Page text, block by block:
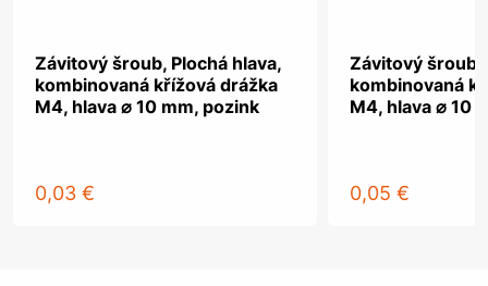
Závitový šroub, Plochá hlava,
kombinovaná křížová drážka
M4, hlava ⌀ 10 mm, pozink
0,03 €
Závitový šroub,
kombinovaná
M4, hlava ⌀ 10
0,05 €